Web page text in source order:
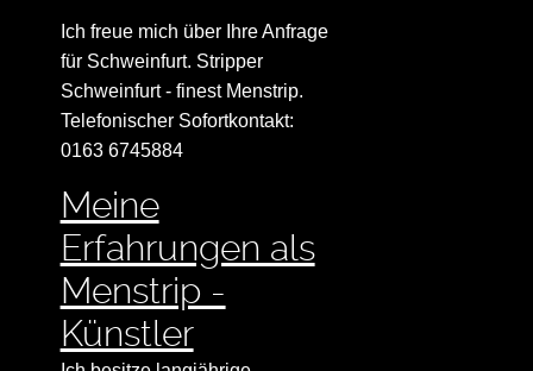
Ich freue mich über Ihre Anfrage
für Schweinfurt. Stripper
Schweinfurt - finest Menstrip.
Telefonischer Sofortkontakt:
0163 6745884
Meine
Erfahrungen als
Menstrip -
Künstler